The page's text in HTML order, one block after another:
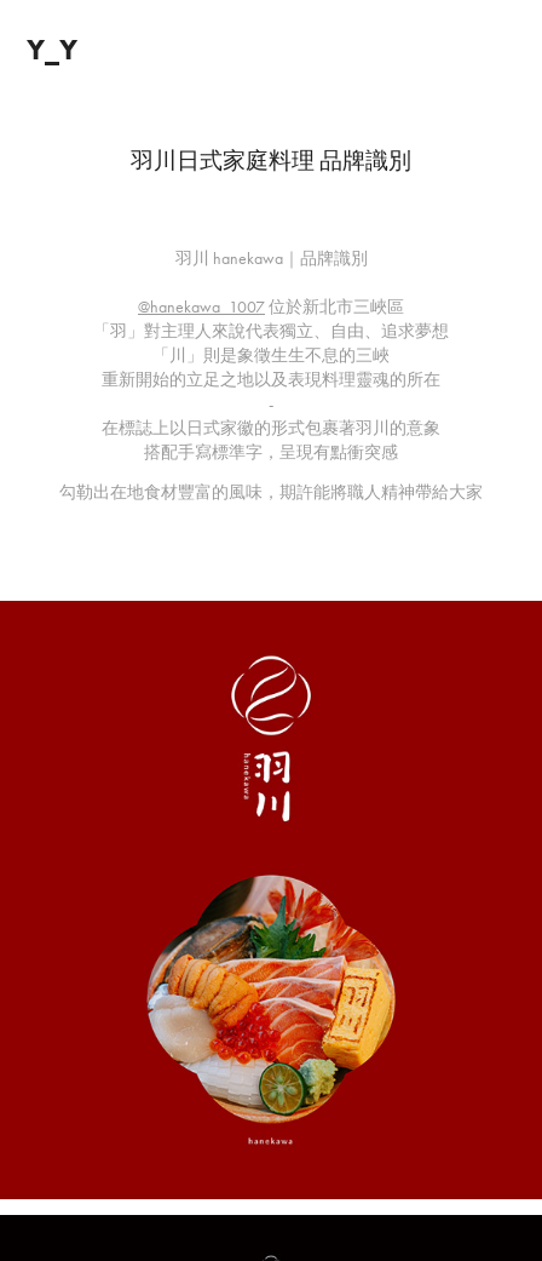
Y_Y
羽川日式家庭料理 品牌識別
羽川 hanekawa｜品牌識別
@hanekawa_1007位於新北市三峽區
「羽」對主理人來說代表獨立、自由、追求夢想
「川」則是象徵生生不息的三峽
重新開始的立足之地以及表現料理靈魂的所在
-
在標誌上以日式家徽的形式包裹著羽川的意象
搭配手寫標準字，呈現有點衝突感
勾勒出在地食材豐富的風味，期許能將職人精神帶給大家